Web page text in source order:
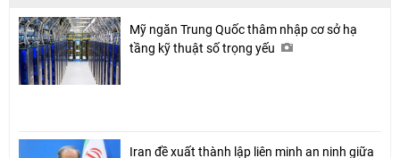
Mỹ ngăn Trung Quốc thâm nhập cơ sở hạ
tầng kỹ thuật số trọng yếu
Iran đề xuất thành lập liên minh an ninh giữa